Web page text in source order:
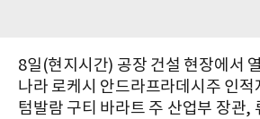
8일(현지시간) 공장 건설 현장에서
나라 로케시 안드라프라데시주 인
텀발람 구티 바라트 주 산업부 장관,